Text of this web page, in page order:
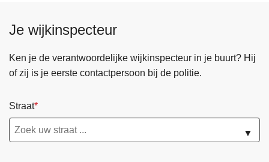
Je wijkinspecteur
Ken je de verantwoordelijke wijkinspecteur in je buurt? Hij
of zij is je eerste contactpersoon bij de politie.
Straat
▼